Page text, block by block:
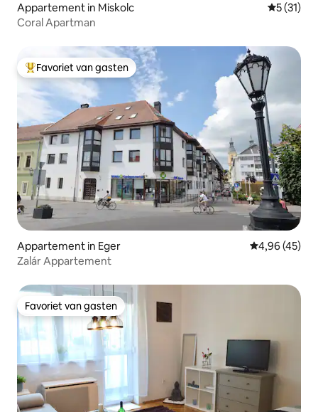
Appartement in Miskolc
5 (31)
Coral Apartman
Topfavoriet van gasten
Favoriet van gasten
Appartement in Eger Gemiddelde
4,96 (45)
Zalár Appartement
Favoriet van gasten
Favoriet van gasten